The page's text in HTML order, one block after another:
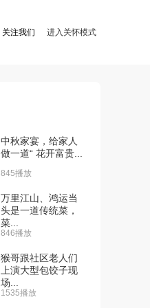
关注我们 进入关怀模式
中秋家宴，给家人
做一道“ 花开富贵...
845播放
万里江山、鸿运当
头是一道传统菜，
菜...
846播放
猴哥跟社区老人们
上演大型包饺子现
场...
1535播放